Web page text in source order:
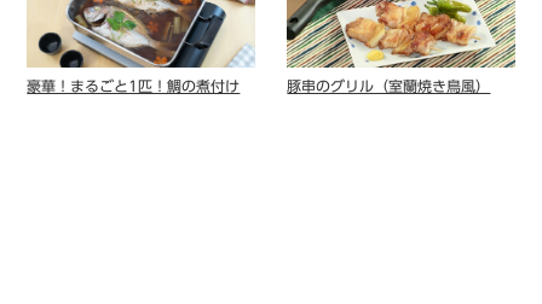
豪華！まるごと1匹！鯛の煮付け 豚串のグリル（室蘭焼き鳥風）